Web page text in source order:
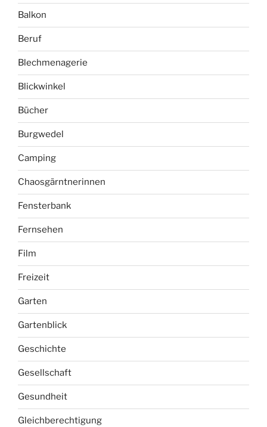
Balkon
Beruf
Blechmenagerie
Blickwinkel
Bücher
Burgwedel
Camping
Chaosgärntnerinnen
Fensterbank
Fernsehen
Film
Freizeit
Garten
Gartenblick
Geschichte
Gesellschaft
Gesundheit
Gleichberechtigung